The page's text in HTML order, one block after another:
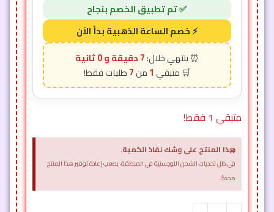
6 دقيقة و 58 ثانية
1
7
متبقي 1 فقط!
هذا المنتج على وشك نفاذ الكمية.
في ظل تحديات الشحن اللوجستية في المنطقة، يصعب إعادة توفير هذا المنتج
مجددًا.
×